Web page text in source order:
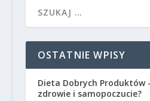
OSTATNIE WPISY
Dieta Dobrych Produktów
zdrowie i samopoczucie?